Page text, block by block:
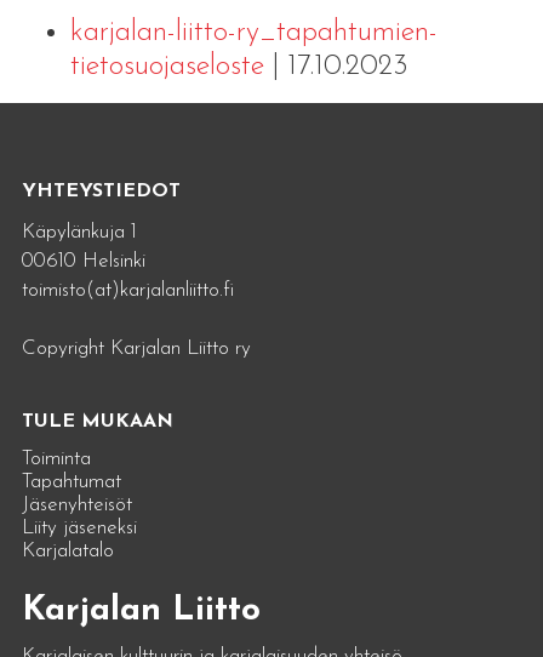
karjalan-liitto-ry_tapahtumien-
tietosuojaseloste| 17.10.2023
YHTEYSTIEDOT
Käpylänkuja 1
00610 Helsinki
toimisto(at)karjalanliitto.fi
Copyright Karjalan Liitto ry
TULE MUKAAN
Toiminta
Tapahtumat
Jäsenyhteisöt
Liity jäseneksi
Karjalatalo
Karjalan Liitto